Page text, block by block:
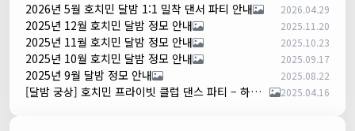
2026년 5월 호치민 달밤 1:1 밀착 댄서 파티 안내 2026.04.29
2025년 12월 호치민 달밤 정모 안내 2025.11.20
2025년 11월 호치민 달밤 정모 안내 2025.10.23
2025년 10월 호치민 달밤 정모 안내 2025.09.17
2025년 9월 달밤 정모 안내 2025.08.22
[달밤 궁상] 호치민 프라이빗 클럽 댄스 파티 – 하루 한 팀만! 2025.04.16